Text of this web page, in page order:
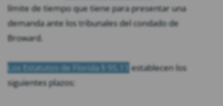
límite de tiempo que tiene para presentar una
demanda ante los tribunales del condado de
Broward.
Los Estatutos de Florida § 95.11
establecen los
siguientes plazos: